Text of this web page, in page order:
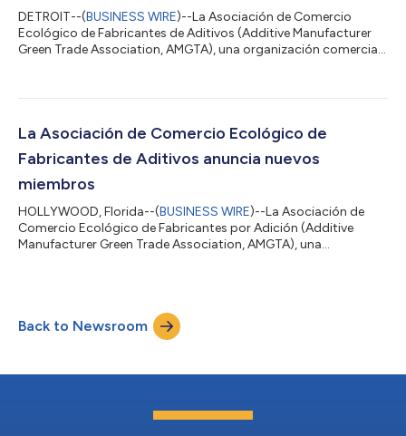
DETROIT--(BUSINESS WIRE)--La Asociación de Comercio
Ecológico de Fabricantes de Aditivos (Additive Manufacturer
Green Trade Association, AMGTA), una organización comercial
hoy que 20 empresas miembro fueron reconocidas como
cabo en la primera cumbre anual de la AMGTA. La cumbre se
La Asociación de Comercio Ecológico de
Fabricantes de Aditivos anuncia nuevos
miembros
HOLLYWOOD, Florida--(BUSINESS WIRE)--La Asociación de
Comercio Ecológico de Fabricantes por Adición (Additive
Manufacturer Green Trade Association, AMGTA), una
líderes en la fabricación por adición (AM) se han unido al grupo
comercial para fomentar la sostenibilidad en la AM; con esto, su
membresía aumenta a 40 entidades....
Back to Newsroom